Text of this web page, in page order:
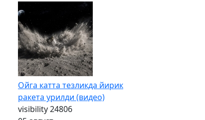
Ойга катта тезликда йирик
ракета урилди (видео)
visibility24806